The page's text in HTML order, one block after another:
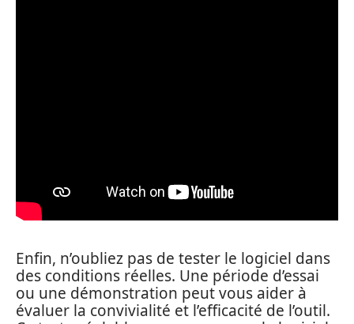
Enfin, n’oubliez pas de tester le logiciel dans
des conditions réelles. Une période d’essai
ou une démonstration peut vous aider à
évaluer la convivialité et l’efficacité de l’outil.